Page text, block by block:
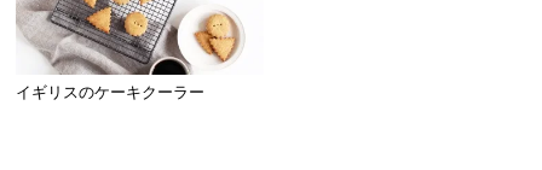
イギリスのケーキクーラー